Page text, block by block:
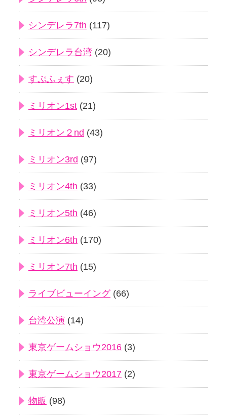
シンデレラ7th (117)
シンデレラ台湾 (20)
すぷふぇす (20)
ミリオン1st (21)
ミリオン２nd (43)
ミリオン3rd (97)
ミリオン4th (33)
ミリオン5th (46)
ミリオン6th (170)
ミリオン7th (15)
ライブビューイング(66)
台湾公演 (14)
東京ゲームショウ2016 (3)
東京ゲームショウ2017 (2)
物販 (98)